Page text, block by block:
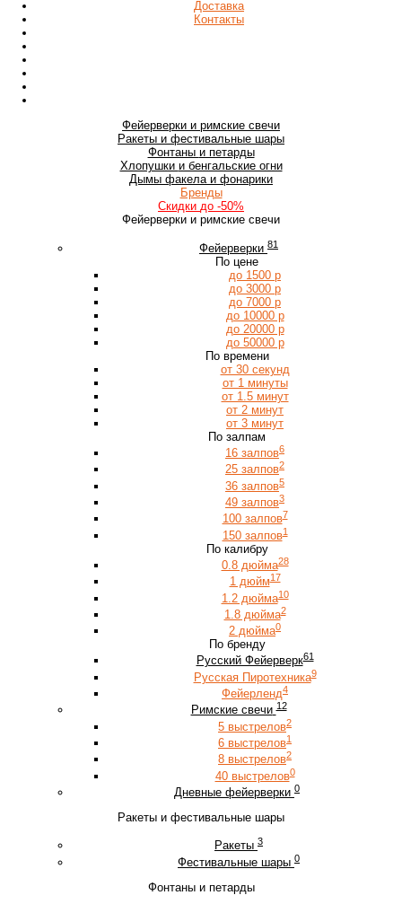
Доставка
Контакты
Фейерверки и римские свечи
Ракеты и фестивальные шары
Фонтаны и петарды
Хлопушки и бенгальские огни
Дымы факела и фонарики
Бренды
Скидки до -50%
Фейерверки и римские свечи
Фейерверки 81
По цене
до 1500 р
до 3000 р
до 7000 р
до 10000 р
до 20000 р
до 50000 р
По времени
от 30 секунд
от 1 минуты
от 1.5 минут
от 2 минут
от 3 минут
По залпам
16 залпов6
25 залпов2
36 залпов5
49 залпов3
100 залпов7
150 залпов1
По калибру
0.8 дюйма28
1 дюйм17
1.2 дюйма10
1.8 дюйма2
2 дюйма0
По бренду
Русский Фейерверк61
Русская Пиротехника9
Фейерленд4
Римские свечи 12
5 выстрелов2
6 выстрелов1
8 выстрелов2
40 выстрелов0
Дневные фейерверки 0
Ракеты и фестивальные шары
Ракеты 3
Фестивальные шары 0
Фонтаны и петарды